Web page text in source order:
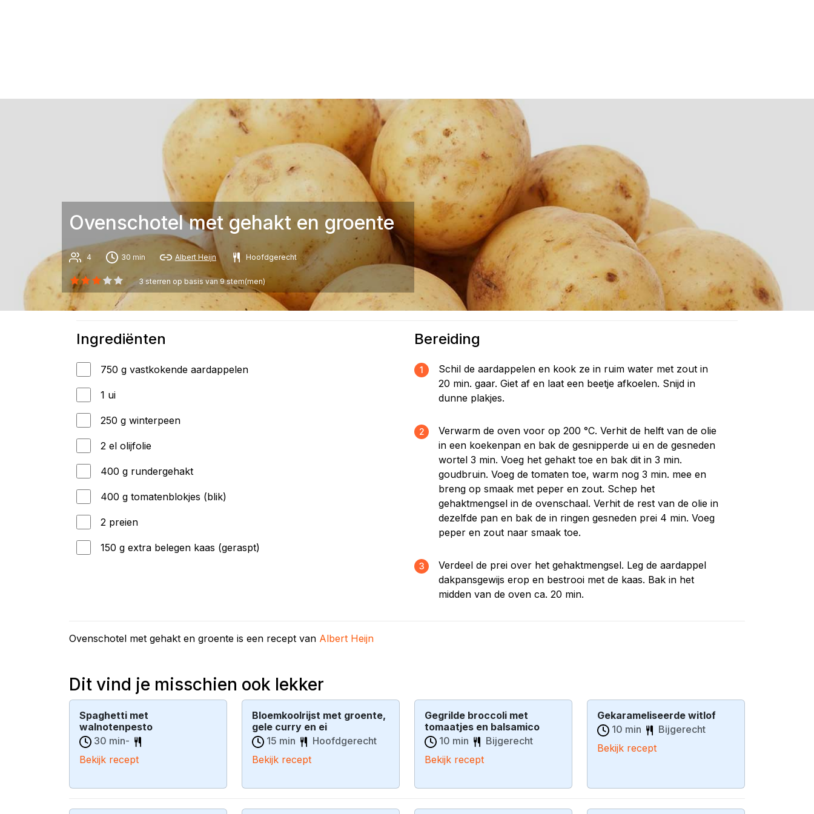
Ovenschotel met gehakt en groente
4 30 min Albert Heijn Hoofdgerecht
3 sterren op basis van9stem(men)
Ingrediënten
750 g vastkokende aardappelen
1 ui
250 g winterpeen
2 el olijfolie
400 g rundergehakt
400 g tomatenblokjes (blik)
2 preien
150 g extra belegen kaas (geraspt)
Bereiding
1
Schil de aardappelen en kook ze in ruim water met zout in
20 min. gaar. Giet af en laat een beetje afkoelen. Snijd in
dunne plakjes.
2
Verwarm de oven voor op 200 °C. Verhit de helft van de olie
in een koekenpan en bak de gesnipperde ui en de gesneden
wortel 3 min. Voeg het gehakt toe en bak dit in 3 min.
goudbruin. Voeg de tomaten toe, warm nog 3 min. mee en
breng op smaak met peper en zout. Schep het
gehaktmengsel in de ovenschaal. Verhit de rest van de olie in
dezelfde pan en bak de in ringen gesneden prei 4 min. Voeg
peper en zout naar smaak toe.
3
Verdeel de prei over het gehaktmengsel. Leg de aardappel
dakpansgewijs erop en bestrooi met de kaas. Bak in het
midden van de oven ca. 20 min.
Ovenschotel met gehakt en groente is een recept van Albert Heijn
Dit vind je misschien ook lekker
Spaghetti met
walnotenpesto
30 min-
Bekijk recept
Bloemkoolrijst met groente,
gele curry en ei
15 min
Hoofdgerecht
Bekijk recept
Gegrilde broccoli met
tomaatjes en balsamico
10 min
Bijgerecht
Bekijk recept
Gekarameliseerde witlof
10 min
Bijgerecht
Bekijk recept